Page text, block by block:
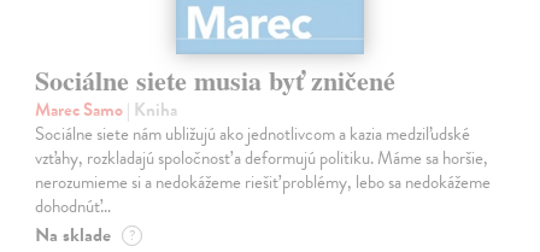
Sociálne siete musia byť zničené
Marec Samo| Kniha
Sociálne siete nám ubližujú ako jednotlivcom a kazia medziľudské
vzťahy, rozkladajú spoločnosť a deformujú politiku. Máme sa horšie,
nerozumieme si a nedokážeme riešiť problémy, lebo sa nedokážeme
dohodnúť…
Na sklade ?